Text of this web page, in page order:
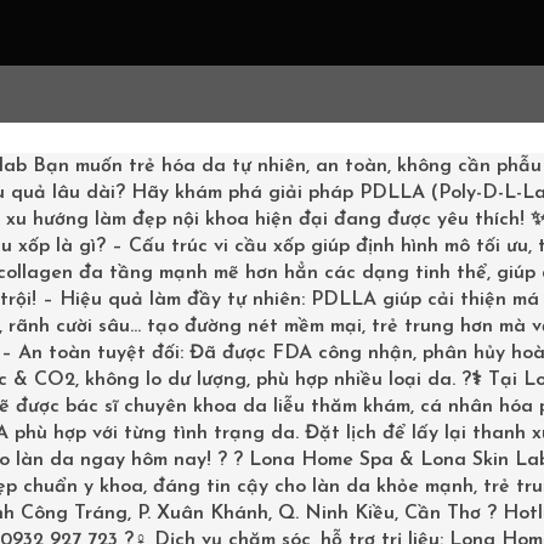
CƠ CHO
Bạn muốn trẻ hóa da tự nhiên, an toàn, không cần
quả lâu dài? Hãy khám phá giải pháp PDLLA (Poly-D-L-
hướng làm đẹp nội khoa hiện đại đang được yêu thích!
xốp là gì? – Cấu trúc vi cầu xốp giúp định hình mô tối ưu,
đa tầng mạnh mẽ hơn hẳn các dạng tinh thể, giúp
– Hiệu quả làm đầy tự nhiên: PDLLA giúp cải thiện má
rãnh cười sâu… tạo đường nét mềm mại, trẻ trung hơn mà
An toàn tuyệt đối: Đã được FDA công nhận, phân hủy
& CO2, không lo dư lượng, phù hợp nhiều loại da. ?‍⚕️ Tại
được bác sĩ chuyên khoa da liễu thăm khám, cá nhân hóa
phù hợp với từng tình trạng da. Đặt lịch để lấy lại thanh
làn da ngay hôm nay! ? ? Lona Home Spa & Lona Skin
chuẩn y khoa, đáng tin cậy cho làn da khỏe mạnh, trẻ
Công Tráng, P. Xuân Khánh, Q. Ninh Kiều, Cần Thơ ?